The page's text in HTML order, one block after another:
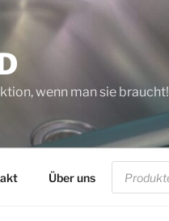
wenn man sie braucht!
Über uns
Products
search